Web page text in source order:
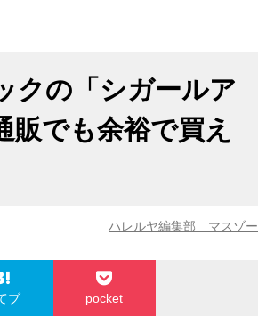
クの「シガールア
販でも余裕で買え
ハレルヤ編集部 マスゾー
ブ pocket